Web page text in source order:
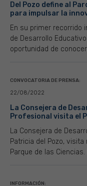
Del Pozo define al
para impulsar la
En su primer recorrido
de Desarrollo
oportunidad de
CONVOCATORIA DE PRENSA:
22/08/2022
La Consejera de
Profesional visita el
La Consejera de
Patricia del Pozo,
Parque de las
INFORMACIÓN: